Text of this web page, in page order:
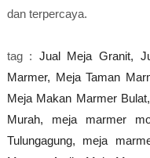
dan terpercaya.
tag : Jual Meja Granit,
Marmer, Meja Taman
Meja Makan Marmer Bulat,
Murah, meja marmer
Tulungagung, meja